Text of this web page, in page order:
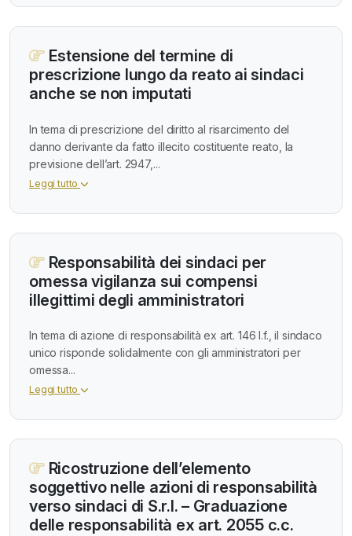
Estensione del termine di
prescrizione lungo da reato ai sindaci
anche se non imputati
In tema di prescrizione del diritto al risarcimento del
danno derivante da fatto illecito costituente reato, la
previsione dell’art. 2947,...
Leggi tutto
Responsabilità dei sindaci per
omessa vigilanza sui compensi
illegittimi degli amministratori
In tema di azione di responsabilità ex art. 146 l.f., il sindaco
unico risponde solidalmente con gli amministratori per
omessa...
Leggi tutto
Ricostruzione dell’elemento
soggettivo nelle azioni di responsabilità
verso sindaci di S.r.l. – Graduazione
delle responsabilità ex art. 2055 c.c.